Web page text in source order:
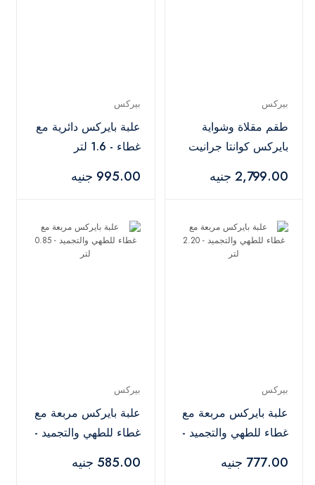
بيركس
طقم مقلاة وشواية
بايركس كوانتا جرانيت
2,799.00 جنيه
بيركس
علبة بايركس دائرية مع
غطاء - 1.6 لتر
995.00 جنيه
بيركس
علبة بايركس مربعة مع
غطاء للطهي والتجميد -
777.00 جنيه
بيركس
علبة بايركس مربعة مع
غطاء للطهي والتجميد -
585.00 جنيه